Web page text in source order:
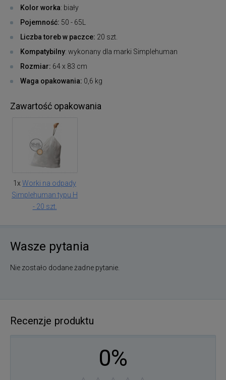
Kolor worka: biały
Pojemność: 50 - 65L
Liczba toreb w paczce: 20 szt.
Kompatybilny: wykonany dla marki Simplehuman
Rozmiar: 64 x 83 cm
Waga opakowania: 0,6 kg
Zawartość opakowania
1x Worki na odpady
Simplehuman typu H
- 20 szt.
Wasze pytania
Nie zostało dodane żadne pytanie.
Recenzje produktu
0%